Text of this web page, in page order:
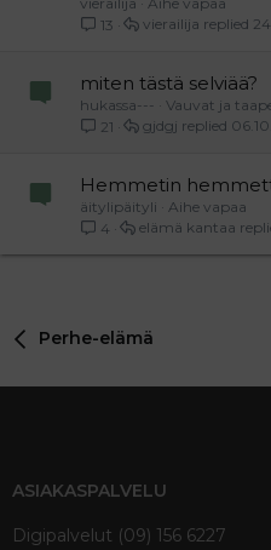
13
vierailija
miten tästä selviää?
hukassa---
Vauvat ja
21
gjdgj
Hemmetin
äitylipäityli
Aihe vapaa
4
elämä kantaa
Perhe-elämä
ASIAKASPALVELU
Digipalvelut (09) 156 6227